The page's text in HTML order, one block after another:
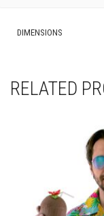
DIMENSIONS
RELATED